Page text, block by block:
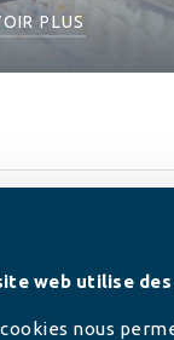
web utilise
cookies nous
PLUS